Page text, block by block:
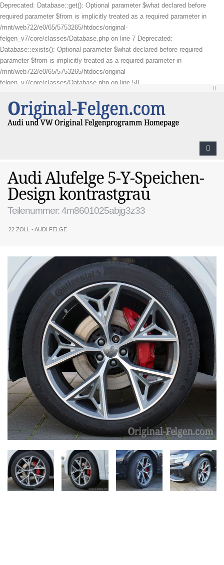
Deprecated: Database::get(): Optional parameter $what declared before
required parameter $from is implicitly treated as a required parameter in
/mnt/web722/e0/65/5753265/htdocs/original-
felgen_v7/core/classes/Database.php on line 7 Deprecated:
Database::exists(): Optional parameter $what declared before required
parameter $from is implicitly treated as a required parameter in
/mnt/web722/e0/65/5753265/htdocs/original-
felgen_v7/core/classes/Database.php on line 58
Audi Alufelge 5-Y-Speichen-
Design kontrastgrau
Teilenummer: 4m8601025abjg3z33
22 ZOLL - AUDI FELGE